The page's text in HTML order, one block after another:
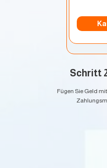
Schritt
Fügen Sie Geld